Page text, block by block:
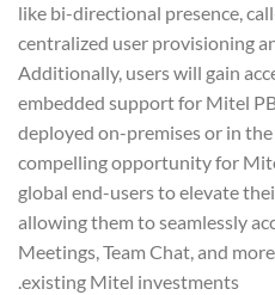
like bi-directional presence,
centralized user provisioning
Additionally, users will gain
embedded support for Mitel
deployed on-premises or in
compelling opportunity for
global end-users to elevate
allowing them to seamlessly
Meetings, Team Chat, and
existing Mitel investments.